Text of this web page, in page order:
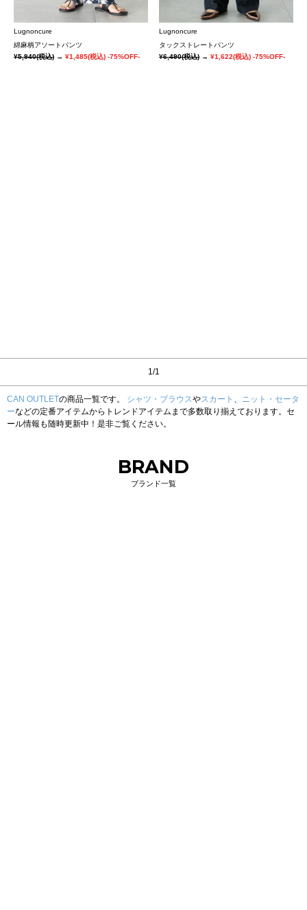
Lugnoncure
綿麻柄アソートパンツ
¥5,940(税込) → ¥1,485(税込) -75%OFF-
Lugnoncure
タックストレートパンツ
¥6,490(税込)→¥1,622(税込) -75%OFF-
1/1
CAN OUTLETの商品一覧です。 シャツ・ブラウスやスカート 、 ニット・セータ
ーなどの定番アイテムからトレンドアイテムまで多数取り揃えております。セ
ール情報も随時更新中！是非ご覧ください。
BRAND
ブランド一覧